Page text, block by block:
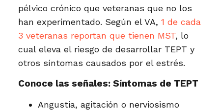
pélvico crónico que veteranas que no los
han experimentado. Según el VA, 1 de cada
3 veteranas reportan que tienen MST, lo
cual eleva el riesgo de desarrollar TEPT y
otros síntomas causados por el estrés.
Conoce las señales: Síntomas de TEPT
Angustia, agitación o nerviosismo